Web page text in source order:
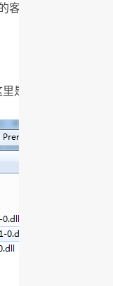
客户端下载并解压和